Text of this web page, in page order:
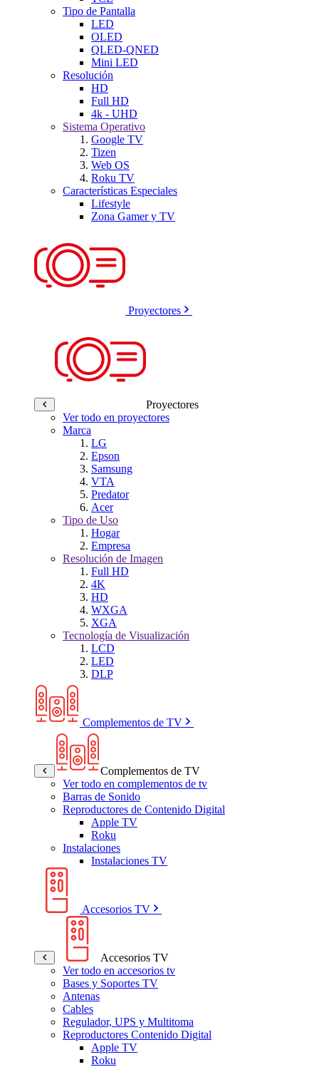
Tipo de Pantalla
LED
OLED
QLED-QNED
Mini LED
Resolución
HD
Full HD
4k - UHD
Sistema Operativo
Google TV
Tizen
Web OS
Roku TV
Características Especiales
Lifestyle
Zona Gamer y TV
Proyectores
Proyectores
Ver todo en proyectores
Marca
LG
Epson
Samsung
VTA
Predator
Acer
Tipo de Uso
Hogar
Empresa
Resolución de Imagen
Full HD
4K
HD
WXGA
XGA
Tecnología de Visualización
LCD
LED
DLP
Complementos de TV
Complementos de TV
Ver todo en complementos de tv
Barras de Sonido
Reproductores de Contenido Digital
Apple TV
Roku
Instalaciones
Instalaciones TV
Accesorios TV
Accesorios TV
Ver todo en accesorios tv
Bases y Soportes TV
Antenas
Cables
Regulador, UPS y Multitoma
Reproductores Contenido Digital
Apple TV
Roku